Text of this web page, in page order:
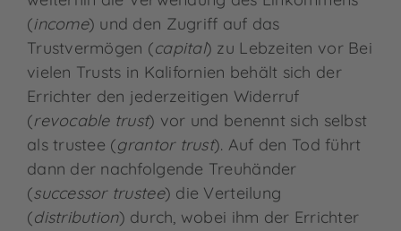
(income) und den Zugriff auf das
Trustvermögen (capital) zu Lebzeiten vor Bei
vielen Trusts in Kalifornien behält sich der
Errichter den jederzeitigen Widerruf
(revocable trust) vor und benennt sich selbst
als trustee (grantor trust). Auf den Tod führt
dann der nachfolgende Treuhänder
(successor trustee) die Verteilung
(distribution) durch, wobei ihm der Errichter